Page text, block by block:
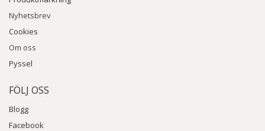
Nyhetsbrev
Cookies
Om oss
Pyssel
FÖLJ OSS
Blogg
Facebook